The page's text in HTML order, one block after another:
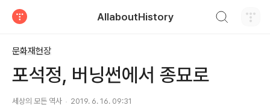
AllaboutHistory
문화재현장
포석정, 버닝썬에서 종묘로
세상의 모든 역사 2019. 6. 16. 09:31